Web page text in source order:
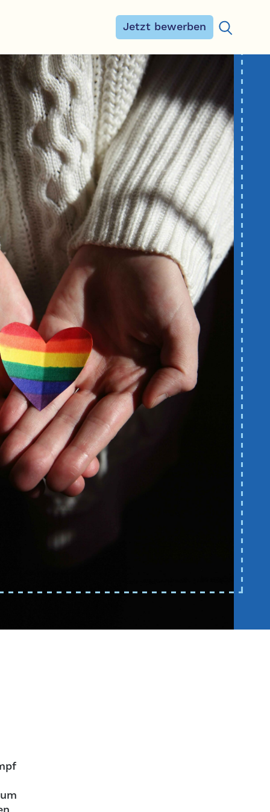
Jetzt bewerben
Suchen